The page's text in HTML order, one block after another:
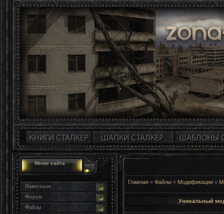
Меню сайта
Навигация
Форум
Файлы
Главная » Файлы » Модификации »
Уникальный